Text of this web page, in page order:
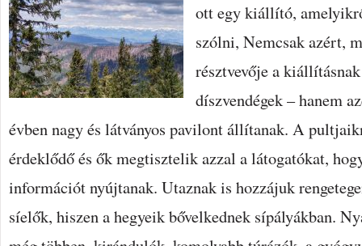
ott egy kiállító,
szólni, Nemcsak azért,
résztvevője a
díszvendégek – hanem
évben nagy és látványos pavilont állítanak. A
érdeklődő és ők megtisztelik azzal a látogatókat,
információt nyújtanak. Utaznak is hozzájuk
síelők, hiszen a hegyeik bővelkednek sípályákban.